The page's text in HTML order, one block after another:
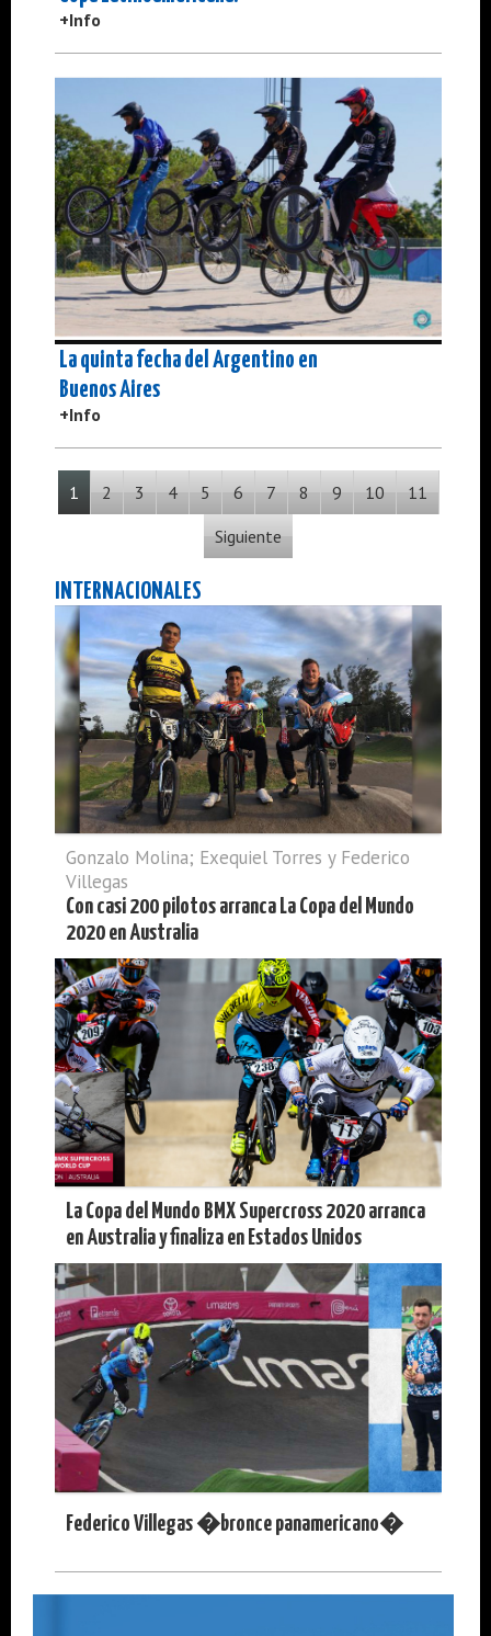
+Info
La quinta fecha del Argentino en
Buenos Aires
+Info
1 2 3 4 5 6 7 8 9 10
11
Siguiente
INTERNACIONALES
Gonzalo Molina; Exequiel Torres y Federico
Villegas
Con casi 200 pilotos arranca La Copa del Mundo
2020 en Australia
La Copa del Mundo BMX Supercross 2020 arranca
en Australia y finaliza en Estados Unidos
Federico Villegas �bronce panamericano�